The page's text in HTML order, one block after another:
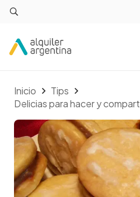
Inicio
Tips
Delicias para hacer y